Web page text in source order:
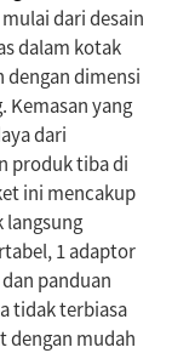
dari desain
dalam kotak
dengan dimensi
yang
dari
produk tiba di
ini mencakup
langsung
1 adaptor
panduan
tidak terbiasa
dengan mudah